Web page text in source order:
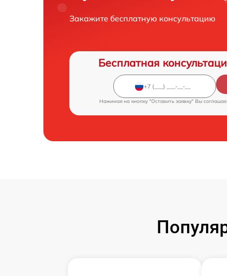
Закажите бесплатную консультацию
Бесплатная
Нажимая на кнопку "Оставить заявку" Вы